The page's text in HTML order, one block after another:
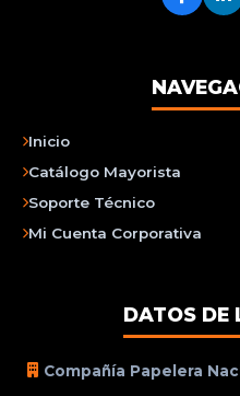
Inicio
Catálogo Mayorista
Soporte Técnico
Mi Cuenta Corporativa
DATOS DE
Compañía Papelera